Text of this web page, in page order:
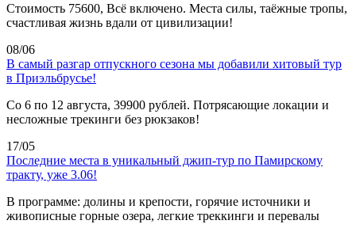
Стоимость 75600, Всё включено. Места силы, таёжные тропы,
счастливая жизнь вдали от цивилизации!
08/06
В самый разгар отпускного сезона мы добавили хитовый тур
в Приэльбрусье!
Со 6 по 12 августа, 39900 рублей. Потрясающие локации и
несложные трекинги без рюкзаков!
17/05
Последние места в уникальный джип-тур по Памирскому
тракту, уже 3.06!
В программе: долины и крепости, горячие источники и
живописные горные озера, легкие треккинги и перевалы